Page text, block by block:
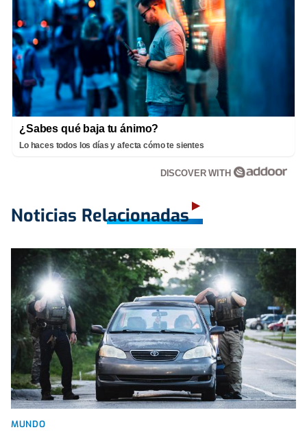
¿Sabes qué baja tu ánimo?
Lo haces todos los días y afecta cómo te sientes
DISCOVER WITH
Noticias Relacionadas
MUNDO